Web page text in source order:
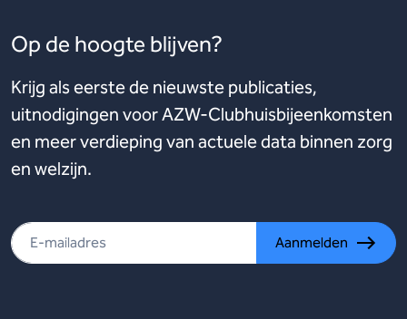
Op de hoogte blijven?
Krijg als eerste de nieuwste publicaties,
uitnodigingen voor AZW-Clubhuisbijeenkomsten
en meer verdieping van actuele data binnen zorg
en welzijn.
Aanmelden